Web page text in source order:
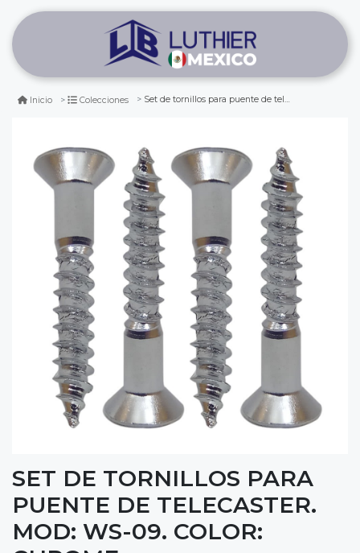
Inicio Colecciones Set de tornillos para puente de telecaster. mod: ws-09. color: chrome
SET DE TORNILLOS PARA
PUENTE DE TELECASTER.
MOD: WS-09. COLOR: